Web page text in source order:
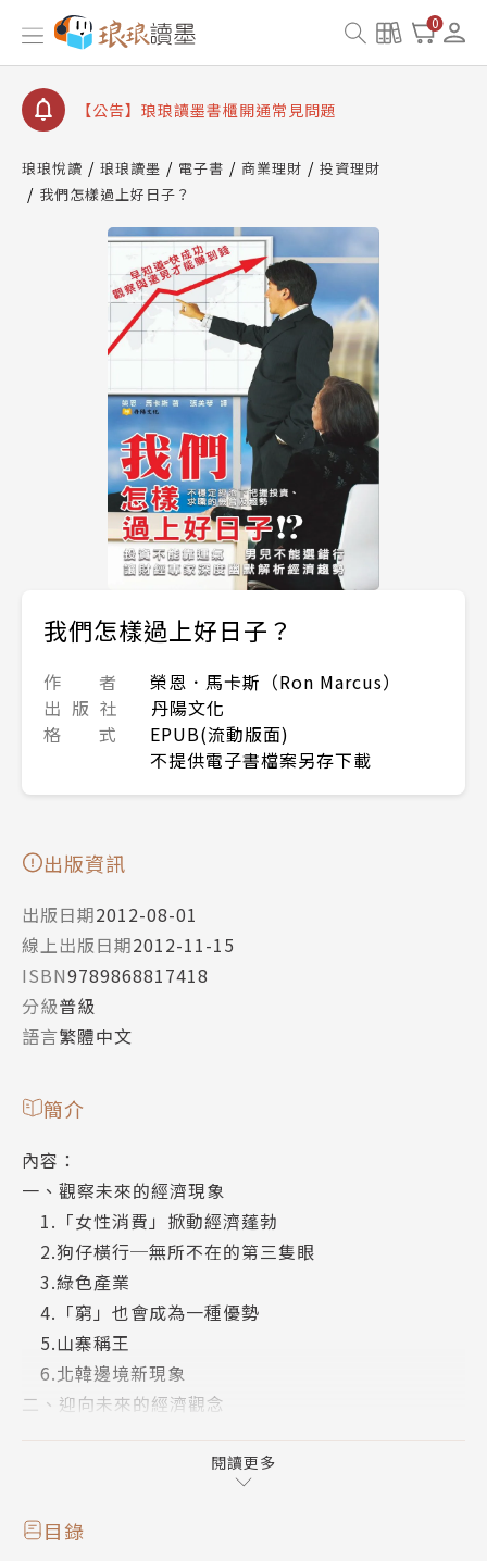
0
查詢
【公告】琅琅讀墨數位閱讀資產合併與書櫃開通申請
【公告】琅琅讀墨 3 分鐘完成書櫃開通與資產合併申
【公告】琅琅書店服務升級重要說明及資產合併結果
查詢
琅琅悅讀 琅琅讀墨 電子書 商業理財
投資理財
我們怎樣過上好日子？
我們怎樣過上好日子？
作 者
榮恩．馬卡斯（Ron Marcus）
出 版 社
丹陽文化
格 式
EPUB(流動版面)
不提供電子書檔案另存下載
出版資訊
出版日期2012-08-01
線上出版日期2012-11-15
ISBN9789868817418
分級普級
語言繁體中文
簡介
內容：
一、觀察未來的經濟現象
1.「女性消費」掀動經濟蓬勃
2.狗仔橫行─無所不在的第三隻眼
3.綠色產業
4.「窮」也會成為一種優勢
5.山寨稱王
6.北韓邊境新現象
二、迎向未來的經濟觀念
4.「網癮」也有正面影響
閱讀更多
目錄